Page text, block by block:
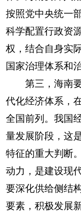
按照党中央统一
科学配置行政资
权，结合自身实
国家治理体系和
第三，海南要
代化经济体系，
全国前列。我国
量发展阶段，这
特征的重大判断
动力，是建设现
要深化供给侧结
要素，积极发展